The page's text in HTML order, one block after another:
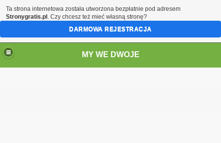
MY WE DWOJE
Ta strona internetowa została utworzona bezpłatnie pod adresem
Stronygratis.pl . Czy chcesz też mieć własną stronę?
DARMOWA REJESTRACJA